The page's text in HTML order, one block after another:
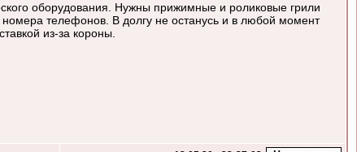
оборудования. Нужны прижимные и роликовые грили
телефонов. В долгу не останусь и в любой момент
из-за короны.